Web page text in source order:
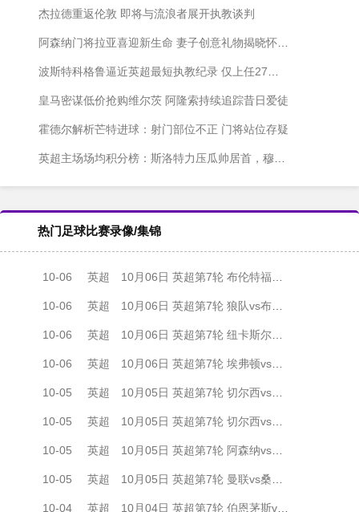
杰拉德重返伦敦 即将与流浪者展开执教谈判
阿森纳门将拉亚喜迎新生命 妻子创意礼物揭晓怀孕喜讯
波斯特科格鲁逼近英超最短执教纪录 仅上任27天恐步莱斯-里德后尘
皇马密谋低价抢购维尔茨 阿隆索持续追踪昔日爱徒
霍德尔解析芒特进球：射门部位不正 门将站位存疑
英超主场场均积分榜：斯洛特力压瓜帅居首，穆帅弗爵跻身前六
热门足球比赛录像/集锦
10-06 英超 10月06日 英超第7轮 布伦特福德vs曼城 全场录像
10-06 英超 10月06日 英超第7轮 狼队vs布莱顿 全场录像
10-06 英超 10月06日 英超第7轮 纽卡斯尔联vs诺丁汉森林 全场录像
10-06 英超 10月06日 英超第7轮 埃弗顿vs水晶宫 全场录像
10-05 英超 10月05日 英超第7轮 切尔西vs利物浦 全场录像
10-05 英超 10月05日 英超第7轮 切尔西vs利物浦 全场录像
10-05 英超 10月05日 英超第7轮 阿森纳vs西汉姆联 全场录像
10-05 英超 10月05日 英超第7轮 曼联vs桑德兰 全场录像
10-04 英超 10月04日 英超第7轮 伯恩茅斯vs富勒姆 全场录像